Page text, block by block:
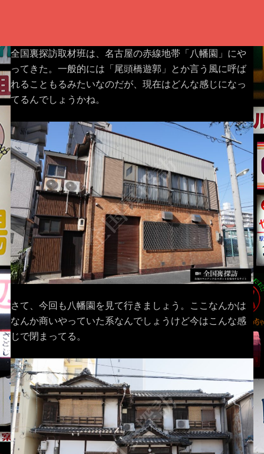
全国裏探訪取材班は、名古屋の赤線地帯「八幡園」にや
ってきた。一般的には「尾頭橋遊郭」とか言う風に呼ば
れることもるみたいなのだが、現在はどんな感じになっ
てるんでしょうかね。
さて、今回も八幡園を見て行きましょう。ここなんかは
なんか商いやっていた系なんでしょうけど今はこんな感
じで閉まってる。